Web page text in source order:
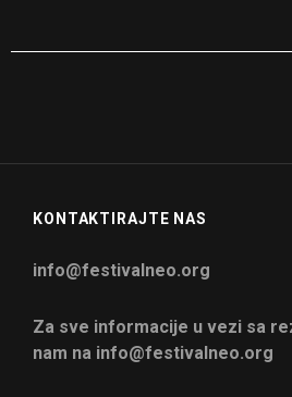
KONTAKTIRAJTE NAS
info@festivalneo.org
Za sve informacije u vezi sa
nam na info@festivalneo.org